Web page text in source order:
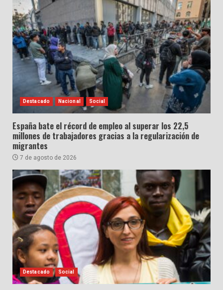
Destacado Nacional Social
España bate el récord de empleo al superar los 22,5
millones de trabajadores gracias a la regularización de
migrantes
7 de agosto de 2026
Destacado Social